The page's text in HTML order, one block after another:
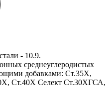
- 10.9.
среднеуглеродистых
добавками: Ст.35Х,
Ст.40Х Селект Ст.30ХГСА,